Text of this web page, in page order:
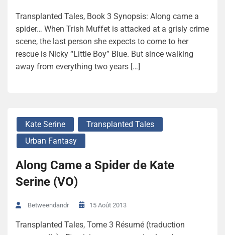
Transplanted Tales, Book 3 Synopsis: Along came a
spider… When Trish Muffet is attacked at a grisly crime
scene, the last person she expects to come to her
rescue is Nicky “Little Boy” Blue. But since walking
away from everything two years […]
Kate Serine
Transplanted Tales
Urban Fantasy
Along Came a Spider de Kate
Serine (VO)
Betweendandr 15 Août 2013
Transplanted Tales, Tome 3 Résumé (traduction